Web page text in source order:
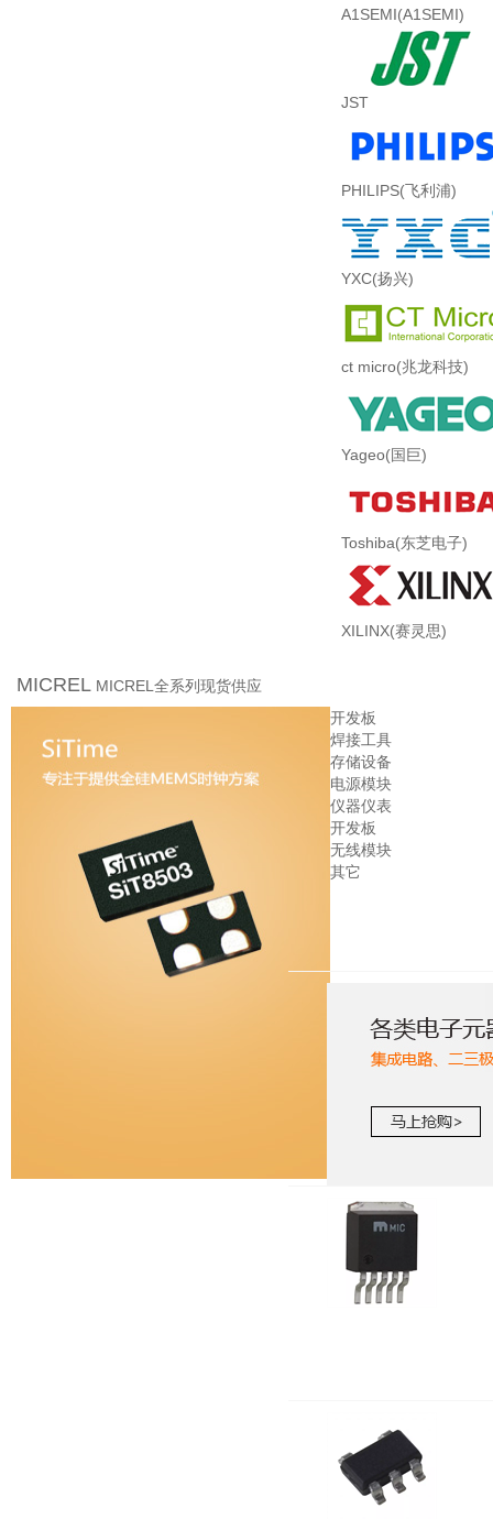
A1SEMI(A1SEMI)
JST
PHILIPS(飞利浦)
YXC(扬兴)
ct micro(兆龙科技)
Yageo(国巨)
Toshiba(东芝电子)
XILINX(赛灵思)
MICREL MICREL全系列现货供应
开发板
焊接工具
存储设备
电源模块
仪器仪表
开发板
无线模块
其它